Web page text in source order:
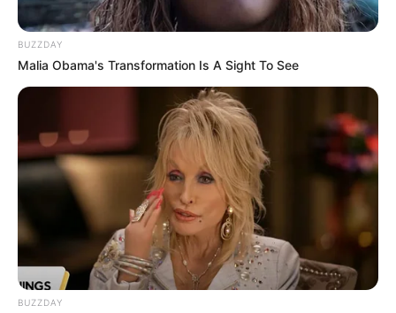
BUZZDAY
Malia Obama's Transformation Is A Sight To See
BUZZDAY